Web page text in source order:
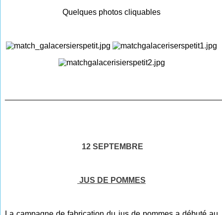
Quelques photos cliquables
12 SEPTEMBRE
JUS DE POMMES